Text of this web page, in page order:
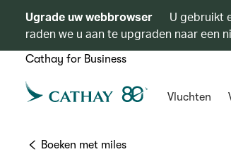
Ugrade uw webbrowser
U gebruikt
raden we u aan te upgraden naar een
Cathay for Business
Vluchten
Boeken met miles